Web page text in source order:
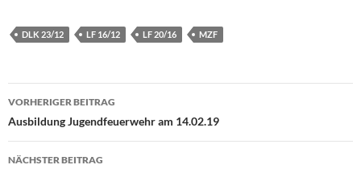
DLK 23/12 LF 16/12 LF 20/16 MZF
Beitragsnavigation
VORHERIGER BEITRAG
Ausbildung Jugendfeuerwehr am 14.02.19
NÄCHSTER BEITRAG